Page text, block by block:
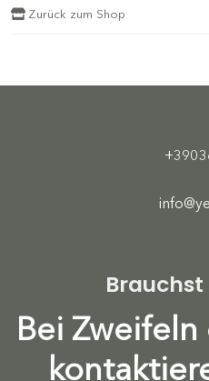
Zurück zum Shop
Brauchst
Bei